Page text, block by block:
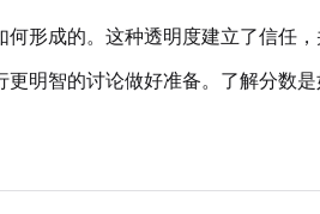
形成的。这种透明度建立了信任，
明智的讨论做好准备。了解分数